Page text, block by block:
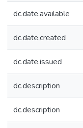
dc.date.available
dc.date.created
dc.date.issued
dc.description
dc.description